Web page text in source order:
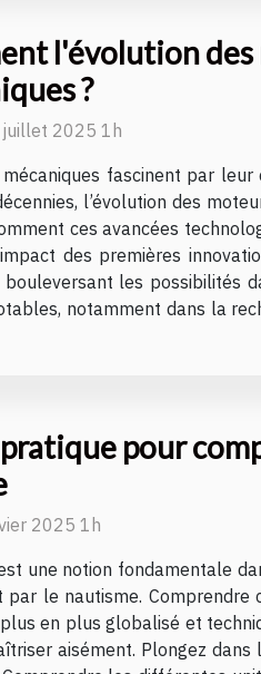
l'évolution
?
juillet 2025 1h
fascinent par leur
l’évolution des
ces avancées
des premières
les possibilités
notamment dans la
pour
2025 1h
une notion fondamentale
par le nautisme.
en plus globalisé et
aisément. Plongez